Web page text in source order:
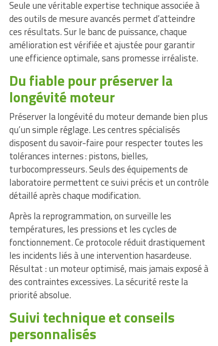
Seule une véritable expertise technique associée à
des outils de mesure avancés permet d’atteindre
ces résultats. Sur le banc de puissance, chaque
amélioration est vérifiée et ajustée pour garantir
une efficience optimale, sans promesse irréaliste.
Du fiable pour préserver la
longévité moteur
Préserver la longévité du moteur demande bien plus
qu’un simple réglage. Les centres spécialisés
disposent du savoir-faire pour respecter toutes les
tolérances internes : pistons, bielles,
turbocompresseurs. Seuls des équipements de
laboratoire permettent ce suivi précis et un contrôle
détaillé après chaque modification.
Après la reprogrammation, on surveille les
températures, les pressions et les cycles de
fonctionnement. Ce protocole réduit drastiquement
les incidents liés à une intervention hasardeuse.
Résultat : un moteur optimisé, mais jamais exposé à
des contraintes excessives. La sécurité reste la
priorité absolue.
Suivi technique et conseils
personnalisés